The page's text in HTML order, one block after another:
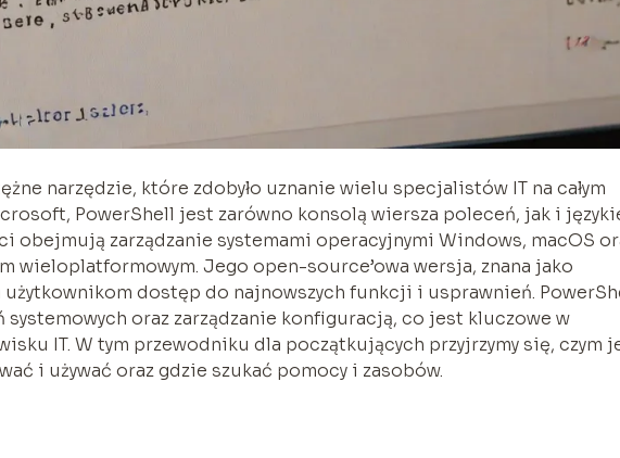
narzędzie, które zdobyło uznanie wielu specjalistów IT na całym
PowerShell jest zarówno konsolą wiersza poleceń, jak i
obejmują zarządzanie systemami operacyjnymi Windows, macOS
wieloplatformowym. Jego open-source’owa wersja, znana jako
dostęp do najnowszych funkcji i usprawnień.
systemowych oraz zarządzanie konfiguracją, co jest kluczowe w
IT. W tym przewodniku dla początkujących przyjrzymy się, czym
i używać oraz gdzie szukać pomocy i zasobów.